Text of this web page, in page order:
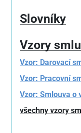
Slovníky
Vzory
Vzor: Darovací
Vzor: Pracovní
Vzor: Smlouva o
všechny vzory